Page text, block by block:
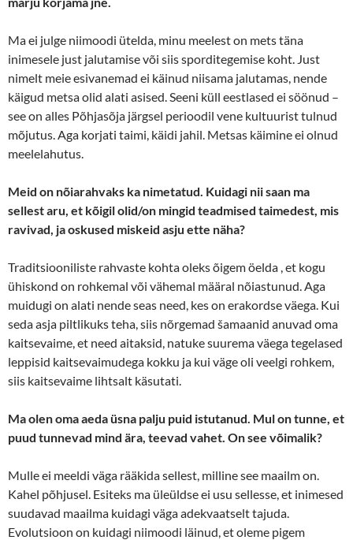
Ma ei julge niimoodi ütelda, minu meelest on mets täna
inimesele just jalutamise või siis sporditegemise koht. Just
nimelt meie esivanemad ei käinud niisama jalutamas, nende
käigud metsa olid alati asised. Seeni küll eestlased ei söönud –
see on alles Põhjasõja järgsel perioodil vene kultuurist tulnud
mõjutus. Aga korjati taimi, käidi jahil. Metsas käimine ei olnud
meelelahutus.
Meid on nõiarahvaks ka nimetatud. Kuidagi nii saan ma
sellest aru, et kõigil olid/on mingid teadmised taimedest, mis
ravivad, ja oskused miskeid asju ette näha?
Traditsiooniliste rahvaste kohta oleks õigem öelda , et kogu
ühiskond on rohkemal või vähemal määral nõiastunud. Aga
muidugi on alati nende seas need, kes on erakordse väega. Kui
seda asja piltlikuks teha, siis nõrgemad šamaanid anuvad oma
kaitsevaime, et need aitaksid, natuke suurema väega tegelased
leppisid kaitsevaimudega kokku ja kui väge oli veelgi rohkem,
siis kaitsevaime lihtsalt käsutati.
Ma olen oma aeda üsna palju puid istutanud. Mul on tunne, et
puud tunnevad mind ära, teevad vahet. On see võimalik?
Mulle ei meeldi väga rääkida sellest, milline see maailm on.
Kahel põhjusel. Esiteks ma üleüldse ei usu sellesse, et inimesed
suudavad maailma kuidagi väga adekvaatselt tajuda.
Evolutsioon on kuidagi niimoodi läinud, et oleme pigem